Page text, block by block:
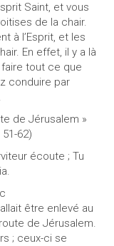
Saint, et vous
de la chair.
à l’Esprit, et les
En effet, il y a là
tout ce que
conduire par
de Jérusalem »
62)
écoute ; Tu
être enlevé au
de Jérusalem.
; ceux-ci se